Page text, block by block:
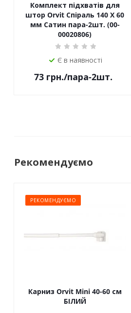
Комплект підхватів для
штор Orvit Спіраль 140 Х 60
мм Сатин пара-2шт. (00-
00020806)
Є в наявності
73грн./пара-2шт.
Рекомендуємо
РЕКОМЕНДУЄМО
Карниз Orvit Mini 40-60 см
БІЛИЙ